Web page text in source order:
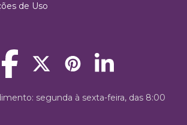
de Uso
segunda à sexta-feira, das 8:00